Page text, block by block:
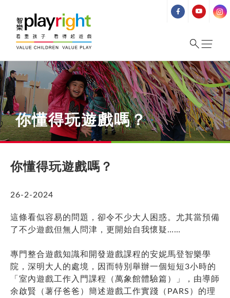
content
你懂得玩遊戲嗎？
你懂得玩遊戲嗎？
26-2-2024
這條看似容易的問題，卻令不少大人困惑。尤其當預備
了不少遊戲但無人問津，更開始自我懷疑……
專門整合遊戲知識和開發遊戲課程的安妮馬登智樂學
院，深明大人的處境，因而特別舉辦一個短短3小時的
「室內遊戲工作入門課程（萬象館體驗篇）」，由導師
余啟賢（薯仔爸爸）簡述遊戲工作實踐（PARS）的理